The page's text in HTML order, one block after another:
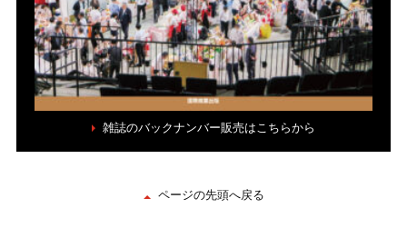
雑誌のバックナンバー販売はこちらから
ページの先頭へ戻る